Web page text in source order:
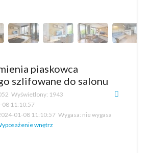
piaskowca
szlifowane do salonu
Wyświetlony: 1943
11:10:57
01-08 11:10:57 Wygasa: nie wygasa
wnętrz